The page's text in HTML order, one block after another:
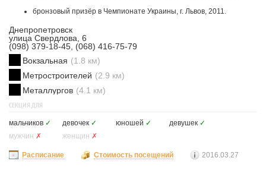
бронзовый призёр в Чемпионате Украины, г. Львов, 2011.
Днепропетровск
улица Свердлова, 6
(098) 379-18-45, (068) 416-75-79
Вокзальная (1.8 км)
Метростроителей (2.9 км)
Металлургов (4.1 км)
СЕКЦИЯ ДЛЯ
мальчиков ✓ девочек ✓ юношей ✓ девушек ✓
мужчин ✗ женщин ✗
Расписание Стоимость посещений 2016.03.27